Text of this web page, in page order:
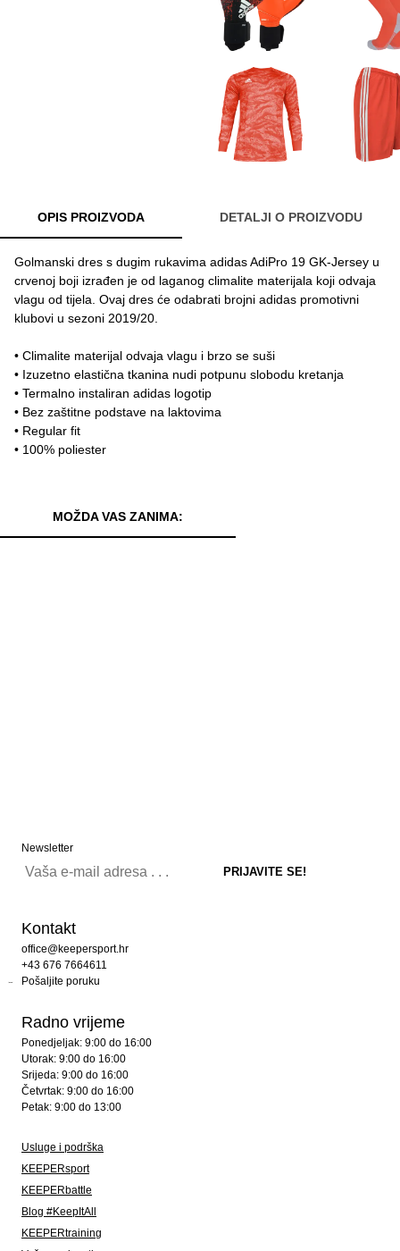
OPIS PROIZVODA DETALJI O PROIZVODU
Golmanski dres s dugim rukavima adidas AdiPro 19 GK-Jersey u
crvenoj boji izrađen je od laganog climalite materijala koji odvaja
vlagu od tijela. Ovaj dres će odabrati brojni adidas promotivni
klubovi u sezoni 2019/20.
• Climalite materijal odvaja vlagu i brzo se suši
• Izuzetno elastična tkanina nudi potpunu slobodu kretanja
• Termalno instaliran adidas logotip
• Bez zaštitne podstave na laktovima
• Regular fit
• 100% poliester
MOŽDA VAS ZANIMA:
Newsletter
Kontakt
office@keepersport.hr
+43 676 7664611
Pošaljite poruku
Radno vrijeme
Ponedjeljak: 9:00 do 16:00
Utorak: 9:00 do 16:00
Srijeda: 9:00 do 16:00
Četvrtak: 9:00 do 16:00
Petak: 9:00 do 13:00
Usluge i podrška
KEEPERsport
KEEPERbattle
Blog #KeepItAll
KEEPERtraining